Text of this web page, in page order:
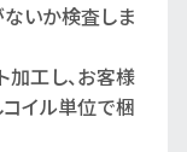
いか検査しま
工し、お客様
イル単位で梱